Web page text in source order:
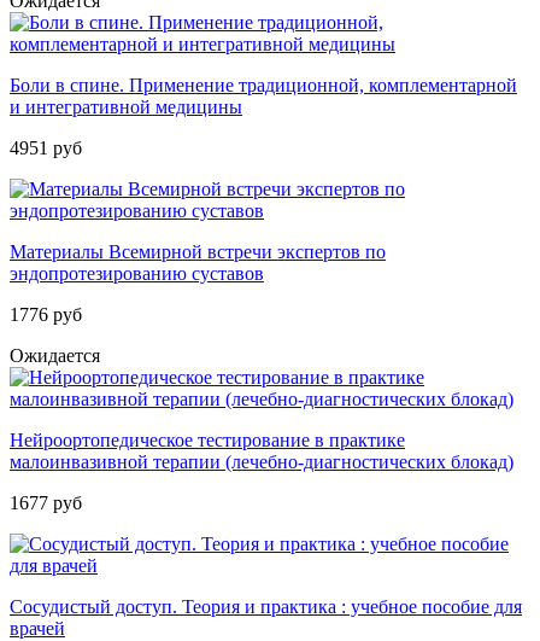
Боли в спине. Применение традиционной, комплементарной
и интегративной медицины
4951 руб
Материалы Всемирной встречи экспертов по
эндопротезированию суставов
1776 руб
Ожидается
Нейроортопедическое тестирование в практике
малоинвазивной терапии (лечебно-диагностических блокад)
1677 руб
Сосудистый доступ. Теория и практика : учебное пособие для
врачей